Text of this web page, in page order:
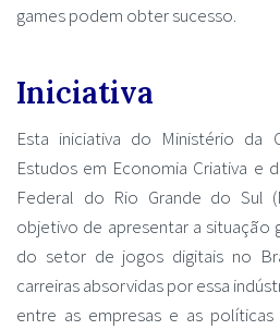
games podem obter sucesso.
Iniciativa
Esta iniciativa do Ministério
Estudos em Economia Criativa e
Federal do Rio Grande do Sul
objetivo de apresentar a situação
do setor de jogos digitais no
carreiras absorvidas por essa
entre as empresas e as